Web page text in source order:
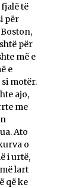
të
për
për
më e
e
si motër.
ajo,
me
Ato
o
i urtë,
lart
që ke